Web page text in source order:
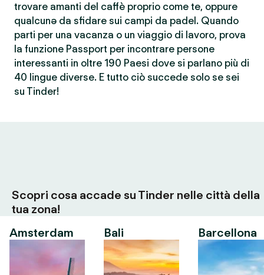
trovare amanti del caffè proprio come te, oppure
qualcunə da sfidare sui campi da padel. Quando
parti per una vacanza o un viaggio di lavoro, prova
la funzione Passport per incontrare persone
interessanti in oltre 190 Paesi dove si parlano più di
40 lingue diverse. E tutto ciò succede solo se sei
su Tinder!
Scopri cosa accade su Tinder nelle città della
tua zona!
Amsterdam
Bali Barcellona